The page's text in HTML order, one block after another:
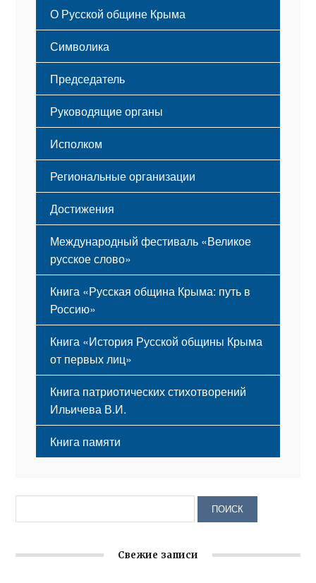
О Русской общине Крыма
Этапы становления
Принципы деятельности
Структура
Мероприятия
Символика
Флаг
Герб
Гимн
Председатель
Руководящие органы
Исполком
Региональные организации
Достижения
Международный фестиваль «Великое
русское слово»
Книга «Русская община Крыма: путь в
Россию»
Книга «История Русской общины Крыма
от первых лиц»
Книга патриотических стихотворений
Ильичева В.И.
Книга памяти
Свежие записи